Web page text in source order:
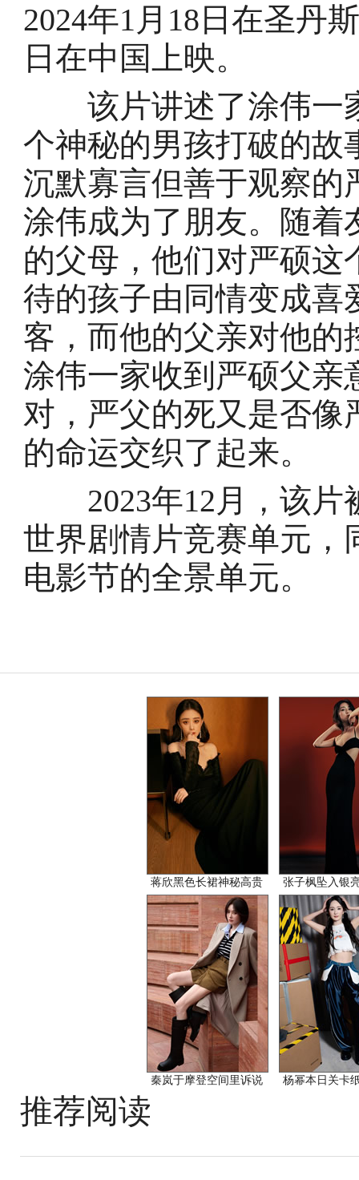
2024年1月18日在圣丹
日在中国上映。
该片讲述了涂伟一
个神秘的男孩打破的故
沉默寡言但善于观察的
涂伟成为了朋友。随着
的父母，他们对严硕
待的孩子由同情变成喜
客，而他的父亲对他的
涂伟一家收到严硕父亲
对，严父的死又是否像
的命运交织了起来。
2023年12月，该片
世界剧情片竞赛单元，
电影节的全景单元。
蒋欣黑色长裙神秘高贵 张子枫坠入银
秦岚于摩登空间里诉说 杨幂本日关卡
推荐阅读